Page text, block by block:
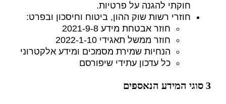
חוקתי להגנה על פרטיות.
חוזרי רשות שוק ההון, ביטוח וחיסכון ובפרט:
חוזר אבטחת מידע 2021-9-8
חוזר ממשל תאגידי 2022-1-10
הנחיות שמירת מסמכים ומידע אלקטרוני
כל עדכון עתידי שיפורסם
3 סוגי המידע הנאספים